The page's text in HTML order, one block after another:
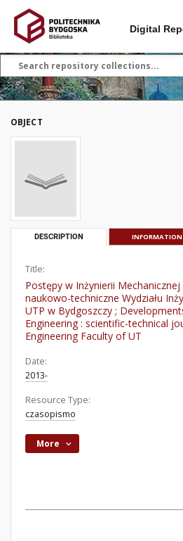
Digital
OBJECT
DESCRIPTION INFORMATION
Title:
Postępy w Inżynierii
naukowo-techniczne Wydziału
UTP w Bydgoszczy ;
Engineering : scientific-technical
Engineering Faculty of UT
Date:
2013-
Resource Type:
czasopismo
More